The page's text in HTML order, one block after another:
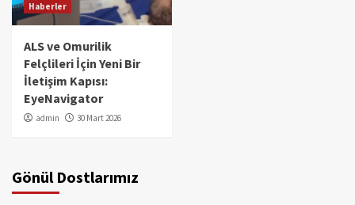
Haberler
ALS ve Omurilik
Felçlileri İçin Yeni Bir
İletişim Kapısı:
EyeNavigator
admin 30 Mart 2026
Gönül Dostlarımız